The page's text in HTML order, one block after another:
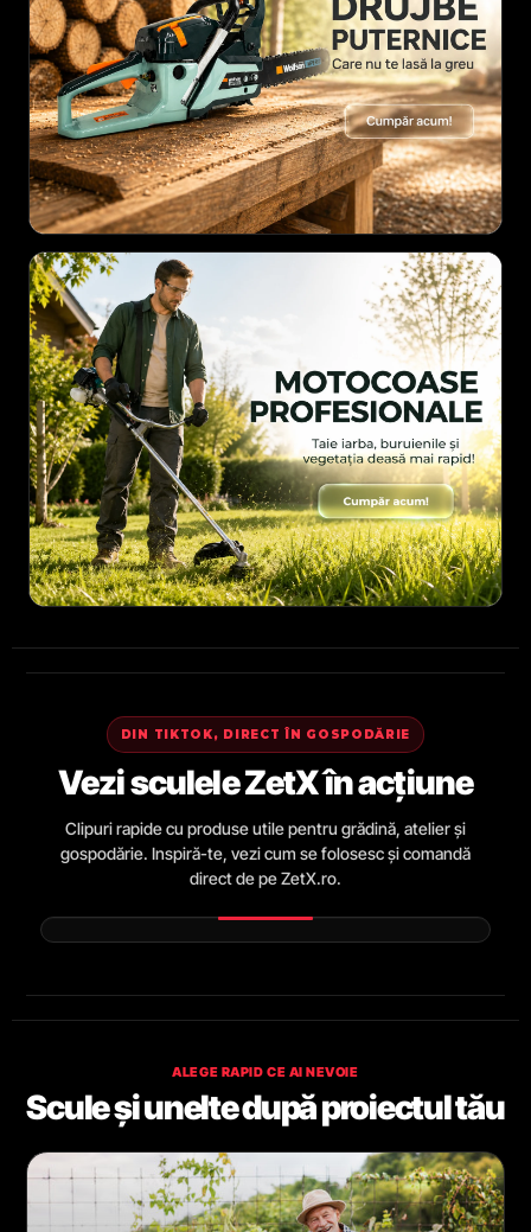
DIN TIKTOK, DIRECT ÎN GOSPODĂRIE
Vezi sculele ZetX în acțiune
Clipuri rapide cu produse utile pentru grădină, atelier și
gospodărie. Inspiră-te, vezi cum se folosesc și comandă
direct de pe ZetX.ro.
ALEGE RAPID CE AI NEVOIE
Scule și unelte după proiectul tău